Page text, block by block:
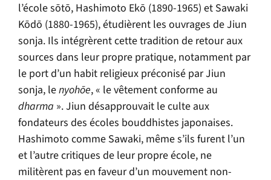
l’école sōtō, Hashimoto Ekō (1890-1965) et Sawaki
Kōdō (1880-1965), étudièrent les ouvrages de Jiun
sonja. Ils intégrèrent cette tradition de retour aux
sources dans leur propre pratique, notamment par
le port d’un habit religieux préconisé par Jiun
sonja, lenyohōe, « le vêtement conforme au
dharma ». Jiun désapprouvait le culte aux
fondateurs des écoles bouddhistes japonaises.
Hashimoto comme Sawaki, même s’ils furent l’un
et l’autre critiques de leur propre école, ne
militèrent pas en faveur d’un mouvement non-